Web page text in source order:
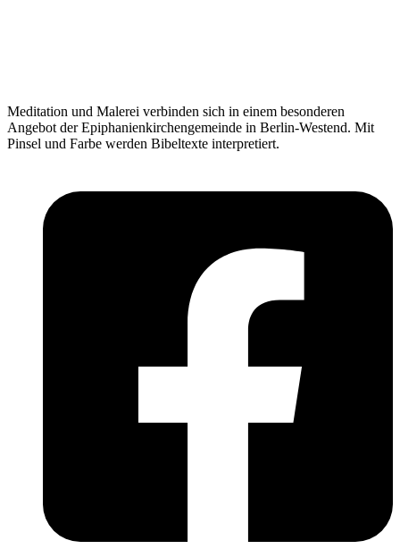
Meditation und Malerei verbinden sich in einem besonderen
Angebot der Epiphanienkirchengemeinde in Berlin-Westend. Mit
Pinsel und Farbe werden Bibeltexte interpretiert.